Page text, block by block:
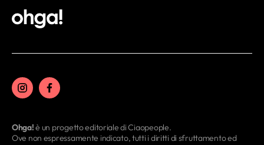
Ohga!è un progetto editoriale di Ciaopeople.
Ove non espressamente indicato, tutti i diritti di sfruttamento ed